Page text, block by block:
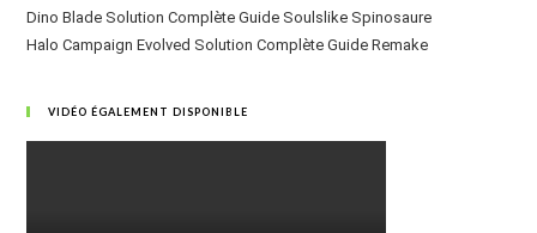
Dino Blade Solution Complète Guide Soulslike Spinosaure
Halo Campaign Evolved Solution Complète Guide Remake
VIDÉO ÉGALEMENT DISPONIBLE